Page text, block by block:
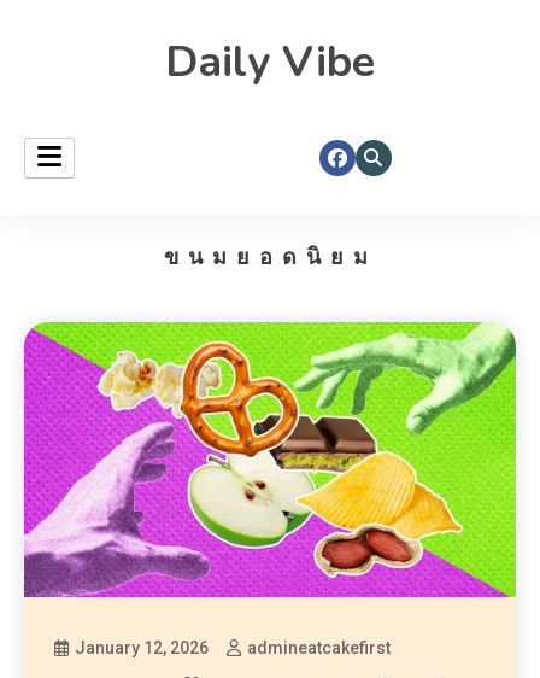
Daily Vibe
ขนมยอดนิยม
January 12, 2026 admineatcakefirst